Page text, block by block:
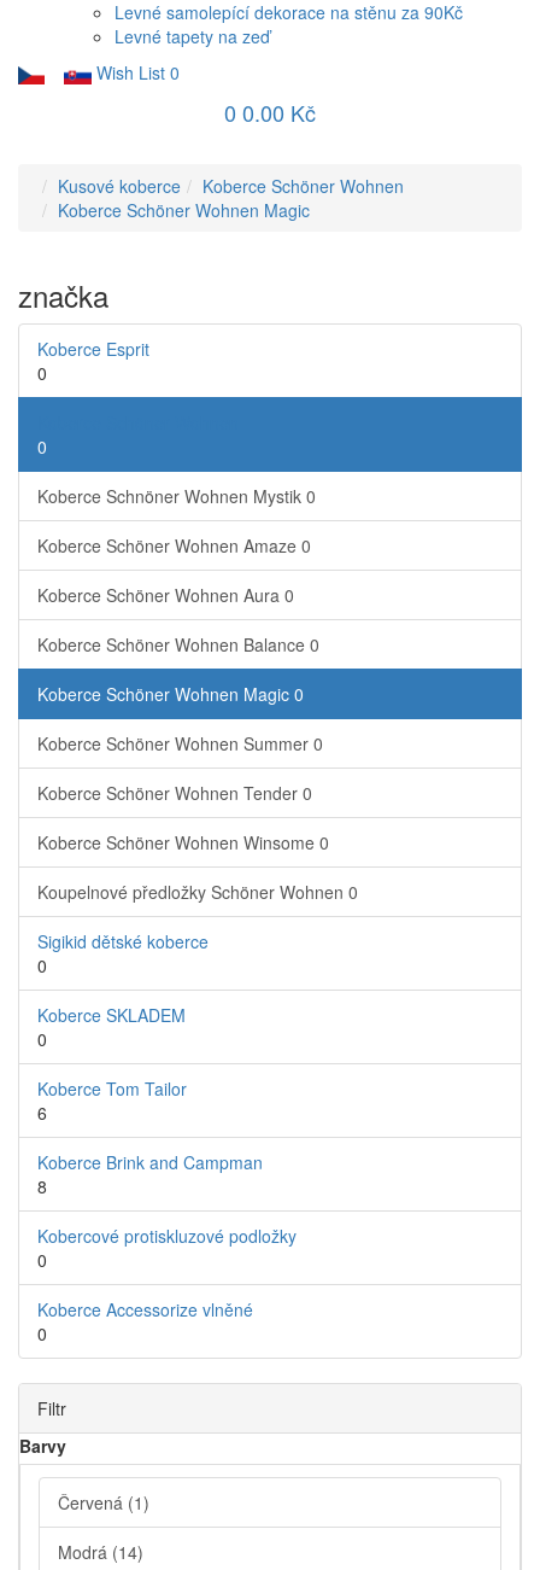
Levné samolepící dekorace na stěnu za 90Kč
Levné tapety na zeď
Wish List 0
0 0.00 Kč
Kusové koberce
Koberce Schöner Wohnen
Koberce Schöner Wohnen Magic
značka
Koberce Esprit
0
0
Koberce Schnöner Wohnen Mystik 0
Koberce Schöner Wohnen Amaze 0
Koberce Schöner Wohnen Aura 0
Koberce Schöner Wohnen Balance 0
Koberce Schöner Wohnen Magic 0
Koberce Schöner Wohnen Summer 0
Koberce Schöner Wohnen Tender 0
Koberce Schöner Wohnen Winsome 0
Koupelnové předložky Schöner Wohnen 0
Sigikid dětské koberce
0
Koberce SKLADEM
0
Koberce Tom Tailor
6
Koberce Brink and Campman
8
Kobercové protiskluzové podložky
0
Koberce Accessorize vlněné
0
Filtr
Barvy
Červená (1)
Modrá (14)